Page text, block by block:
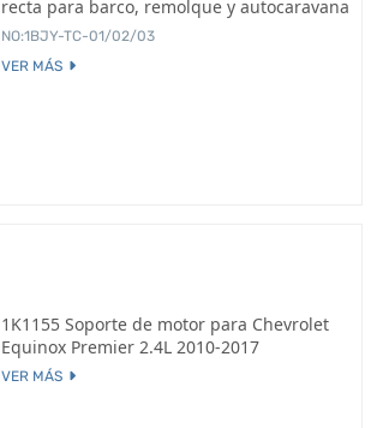
recta para barco, remolque y autocaravana
NO:1BJY-TC-01/02/03
VER MÁS
1K1155 Soporte de motor para Chevrolet
Equinox Premier 2.4L 2010-2017
VER MÁS